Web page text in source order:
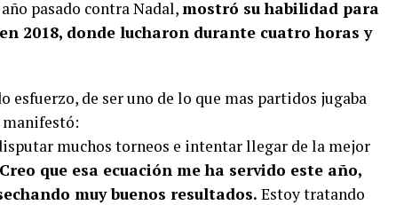
pasado contra Nadal,mostró su habilidad para
2018, donde lucharon durante cuatro horas y
esfuerzo, de ser uno de lo que mas partidos jugaba
muchos torneos e intentar llegar de la mejor
Creo que esa ecuación me ha servido este año,
muy buenos resultados. Estoy tratando